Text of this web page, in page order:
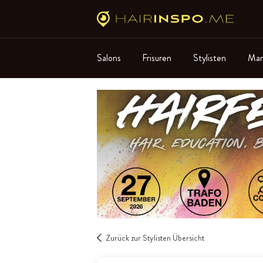
Salons Frisuren Stylisten
Zurück zur Stylisten Übersicht